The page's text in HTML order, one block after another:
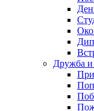
Дружба